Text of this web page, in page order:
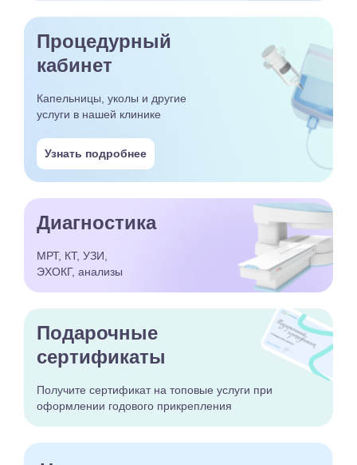
Процедурный
кабинет
Капельницы, уколы и другие
услуги в нашей клинике
Узнать подробнее
Диагностика
МРТ, КТ, УЗИ,
ЭХОКГ, анализы
Подарочные
сертификаты
Получите сертификатна топовые услуги при
оформлении годового прикрепления